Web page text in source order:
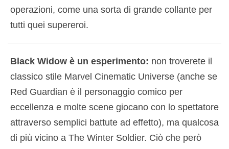
operazioni, come una sorta di grande collante per
tutti quei supereroi.
Black Widow è un esperimento: non troverete il
classico stile Marvel Cinematic Universe (anche se
Red Guardian è il personaggio comico per
eccellenza e molte scene giocano con lo spettatore
attraverso semplici battute ad effetto), ma qualcosa
di più vicino a The Winter Soldier. Ciò che però